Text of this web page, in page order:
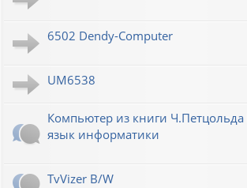
6502 Dendy-Computer
UM6538
Компьютер из книги
язык информатики
TvVizer B/W